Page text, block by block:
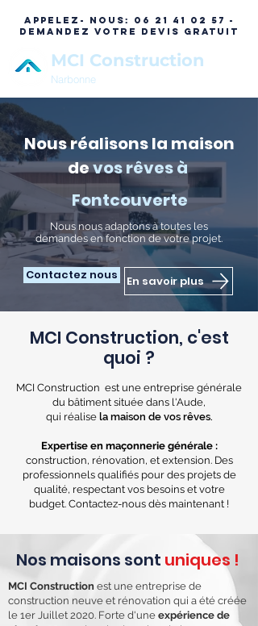
APPELEZ- NOUS:
06 21 41 02 57 -
DEMANDEZ VOTRE DEVIS GRATUIT
MCI Construction
Narbonne
Nous réalisons la maison
devos rêves à
Fontcouverte
Nous nous adaptons à toutes les
demandes en fonction de votre projet.
Contactez nous En savoir plus
MCI Construction, c'est
quoi ?
MCI Construction est une entreprise générale
du bâtiment située dans l'Aude,
qui réalisela maison de vos rêves.
Expertise en maçonnerie générale :
construction, rénovation, et extension. Des
professionnels qualifiés pour des projets de
qualité, respectant vos besoins et votre
budget. Contactez-nous dès maintenant !
Nos maisons sont uniques !
MCI Construction est une entreprise de
construction neuve et rénovation qui a été créée
le 1er Juillet 2020. Forte d'une expérience de